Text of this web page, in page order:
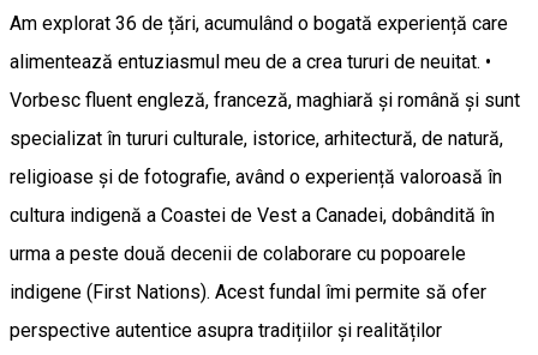
Am explorat 36 de țări, acumulând o bogată experiență care
alimentează entuziasmul meu de a crea tururi de neuitat. •
Vorbesc fluent engleză, franceză, maghiară și română și sunt
specializat în tururi culturale, istorice, arhitectură, de natură,
religioase și de fotografie, având o experiență valoroasă în
cultura indigenă a Coastei de Vest a Canadei, dobândită în
urma a peste două decenii de colaborare cu popoarele
indigene (First Nations). Acest fundal îmi permite să ofer
perspective autentice asupra tradițiilor și realităților